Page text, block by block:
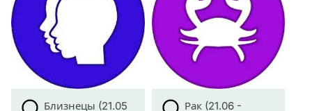
Близнецы (21.05
Рак (21.06 -